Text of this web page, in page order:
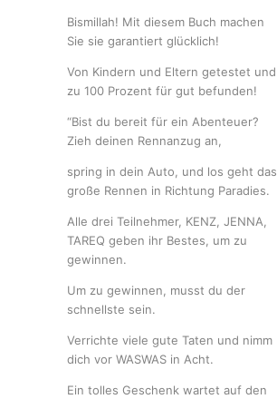
Bismillah! Mit diesem Buch machen
Sie sie garantiert glücklich!
Von Kindern und Eltern getestet und
zu 100 Prozent für gut befunden!
“Bist du bereit für ein Abenteuer?
Zieh deinen Rennanzug an,
spring in dein Auto, und los geht das
große Rennen in Richtung Paradies.
Alle drei Teilnehmer, KENZ, JENNA,
TAREQ geben ihr Bestes, um zu
gewinnen.
Um zu gewinnen, musst du der
schnellste sein.
Verrichte viele gute Taten und nimm
dich vor WASWAS in Acht.
Ein tolles Geschenk wartet auf den